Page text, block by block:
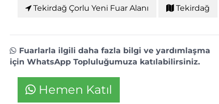
Tekirdağ Çorlu Yeni Fuar Alanı Tekirdağ
Fuarlarla ilgili daha fazla bilgi ve yardımlaşma
için WhatsApp Topluluğumuza katılabilirsiniz.
Hemen Katıl